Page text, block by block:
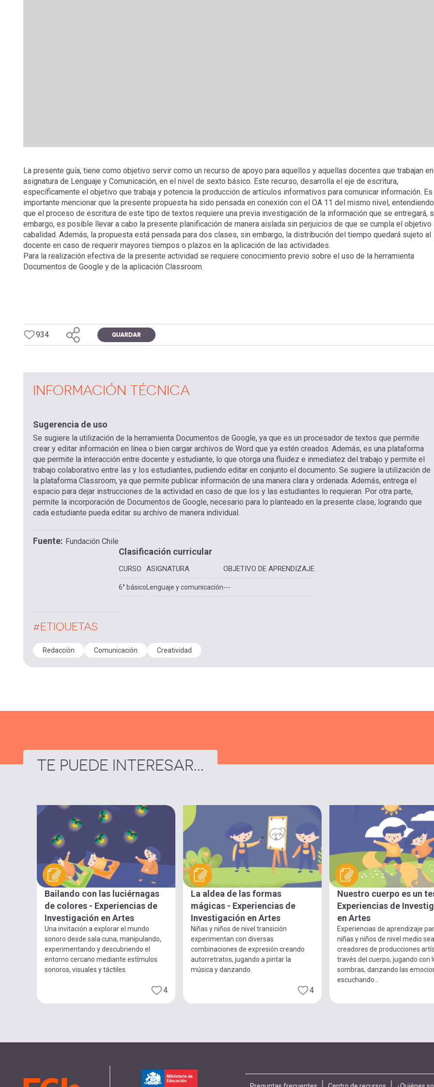
La presente guía, tiene como objetivo servir como un recurso de apoyo para aquellos y aquellas docentes que trabajan
asignatura de Lenguaje y Comunicación, en el nivel de sexto básico. Este recurso, desarrolla el eje de escritura,
específicamente el objetivo que trabaja y potencia la producción de artículos informativos para comunicar información. Es
importante mencionar que la presente propuesta ha sido pensada en conexión con el OA 11 del mismo nivel, entendiendo
que el proceso de escritura de este tipo de textos requiere una previa investigación de la información que se entregará,
embargo, es posible llevar a cabo la presente planificación de manera aislada sin perjuicios de que se cumpla el objetivo
cabalidad. Además, la propuesta está pensada para dos clases, sin embargo, la distribución del tiempo quedará sujeto al
docente en caso de requerir mayores tiempos o plazos en la aplicación de las actividades.
Para la realización efectiva de la presente actividad se requiere conocimiento previo sobre el uso de la herramienta
Documentos de Google y de la aplicación Classroom.
934 GUARDAR
INFORMACIÓN TÉCNICA
Sugerencia de uso
Se sugiere la utilización de la herramienta Documentos de Google, ya que es un procesador de textos que permite
crear y editar información en línea o bien cargar archivos de Word que ya estén creados. Además, es una plataforma
que permite la interacción entre docente y estudiante, lo que otorga una fluidez e inmediatez del trabajo y permite el
trabajo colaborativo entre las y los estudiantes, pudiendo editar en conjunto el documento. Se sugiere la utilización de
la plataforma Classroom, ya que permite publicar información de una manera clara y ordenada. Además, entrega el
espacio para dejar instrucciones de la actividad en caso de que los y las estudiantes lo requieran. Por otra parte,
permite la incorporación de Documentos de Google, necesario para lo planteado en la presente clase, logrando que
cada estudiante pueda editar su archivo de manera individual.
Fuente Fundación Chile
Clasificación curricular
CURSO ASIGNATURA OBJETIVO DE APRENDIZAJE
6° básico Lenguaje y comunicación---
#ETIQUETAS
Redacción Comunicación Creatividad
TE PUEDE INTERESAR...
Bailando con las luciérnagas
de colores - Experiencias de
Investigación en Artes
Una invitación a explorar el mundo
sonoro desde sala cuna, manipulando,
experimentando y descubriendo el
entorno cercano mediante estímulos
sonoros, visuales y táctiles.
4
La aldea de las formas
mágicas - Experiencias de
Investigación en Artes
Niñas y niños de nivel transición
experimentan con diversas
combinaciones de expresión creando
autorretratos, jugando a pintar la
música y danzando.
4
Nuestro cuerpo es un
Experiencias de
en Artes
Experiencias de aprendizaje
niñas y niños de nivel medio
creadores de producciones
través del cuerpo, jugando con
sombras, danzando las
escuchando...